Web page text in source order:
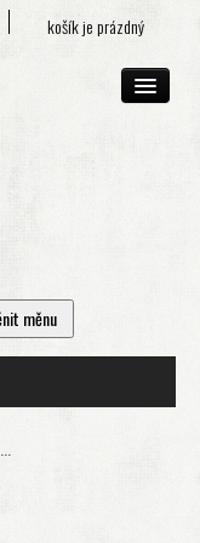
košík je prázdný